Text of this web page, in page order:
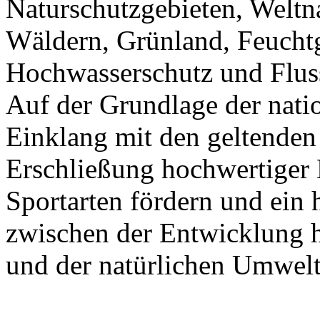
Naturschutzgebieten,
Wäldern, Grünland,
Hochwasserschutz und
Auf der Grundlage der
Einklang mit den
Erschließung
Sportarten fördern und ein
zwischen der Entwicklung
und der natürlichen